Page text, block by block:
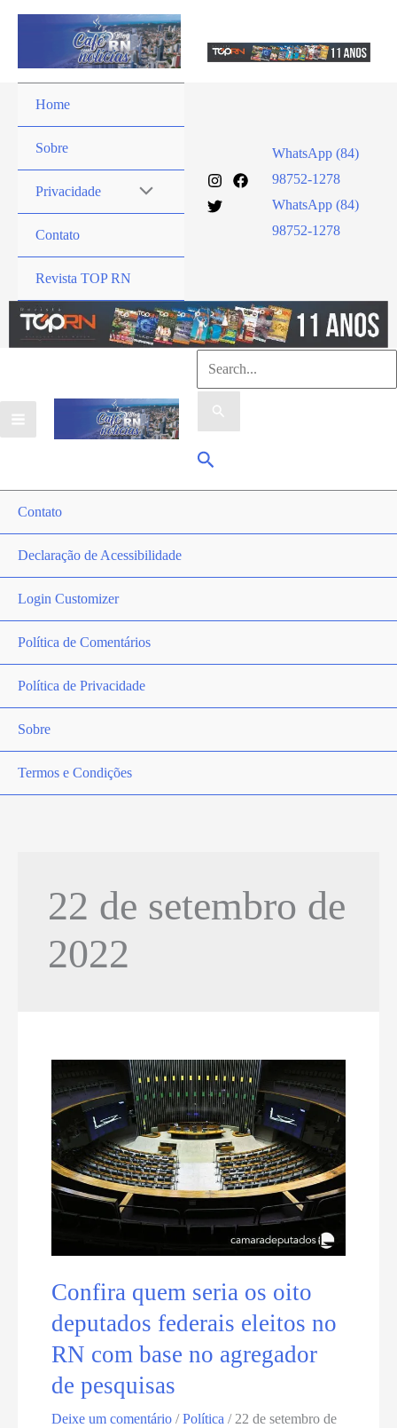
Home
Sobre
Privacidade
Contato
Revista TOP RN
WhatsApp (84)
98752-1278
WhatsApp (84)
98752-1278
Pesquisar
por:
Pesquisar
Contato
Declaração de Acessibilidade
Login Customizer
Política de Comentários
Política de Privacidade
Sobre
Termos e Condições
22 de setembro de
2022
Confira quem seria os oito
deputados federais eleitos no
RN com base no agregador
de pesquisas
Deixe um comentário /Política / 22 de setembro de